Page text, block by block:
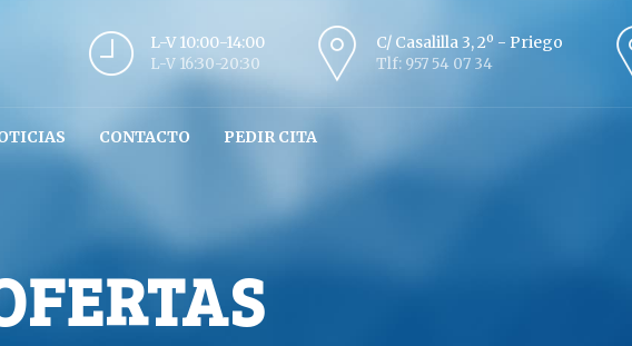
L-V 10:00-14:00
L-V 16:30-20:30
C/ Casalilla 3, 2º - Priego
Tlf: 957 54 07 34
CONTACTO PEDIR CITA